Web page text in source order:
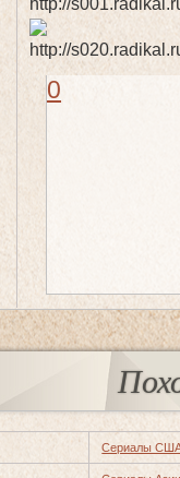
0
Сериалы